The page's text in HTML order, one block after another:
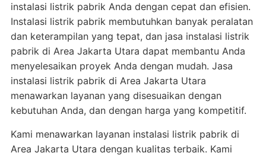
instalasi listrik pabrik Anda dengan cepat dan efisien.
Instalasi listrik pabrik membutuhkan banyak peralatan
dan keterampilan yang tepat, dan jasa instalasi listrik
pabrik di Area Jakarta Utara dapat membantu Anda
menyelesaikan proyek Anda dengan mudah. Jasa
instalasi listrik pabrik di Area Jakarta Utara
menawarkan layanan yang disesuaikan dengan
kebutuhan Anda, dan dengan harga yang kompetitif.
Kami menawarkan layanan instalasi listrik pabrik di
Area Jakarta Utara dengan kualitas terbaik. Kami